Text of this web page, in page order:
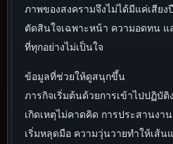
ภาพของสงครามจึงไม่ได้มีแค่เสียง
ตัดสินใจเฉพาะหน้า ความอดทน แ
ที่ทุกอย่างไม่เป็นใจ
ข้อมูลที่ช่วยให้ดูสนุกขึ้น
ภารกิจเริ่มต้นด้วยการเข้าไปปฏิบั
เกิดเหตุไม่คาดคิด การประสานง
เริ่มหลุดมือ ความวุ่นวายทำให้เส้น